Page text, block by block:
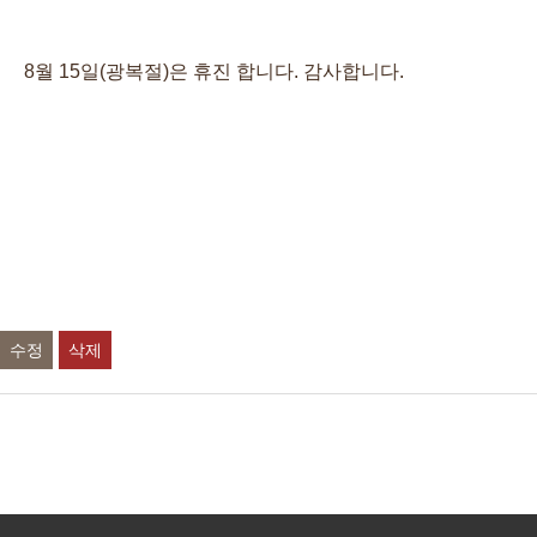
8월 15일(광복절)은 휴진 합니다. 감사합니다.
수정 삭제